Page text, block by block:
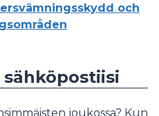
och
joukossa? Kun